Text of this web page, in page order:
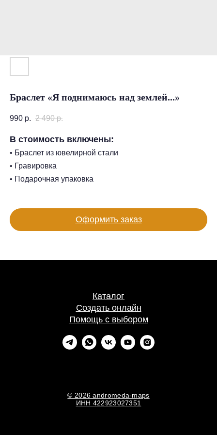
Браслет «Я поднимаюсь над землей...»
990 р. 2 490 р.
В стоимость включены:
• Браслет из ювелирной стали
• Гравировка
• Подарочная упаковка
Оформить заказ
Каталог
Создать онлайн
Помощь с выбором
© 2026 andromeda-maps
ИНН 422923027351